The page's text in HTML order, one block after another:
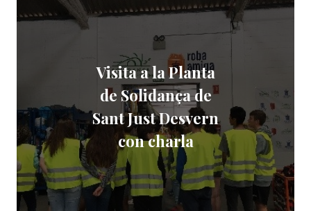
Visita a la Planta
de Solidança de
Sant Just Desvern
con charla